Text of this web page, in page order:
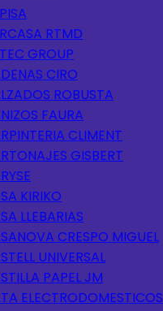
RTMD
GROUP
CIRO
ROBUSTA
FAURA
CLIMENT
GISBERT
KIRIKO
LLEBARIAS
CRESPO MIGUEL
UNIVERSAL
PAPEL JM
ELECTRODOMESTICOS